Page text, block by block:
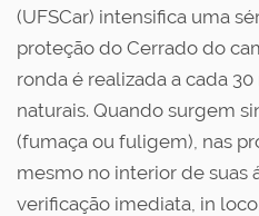
(UFSCar) intensifica uma
proteção do Cerrado do
ronda é realizada a cada
naturais. Quando surgem
(fumaça ou fuligem), nas
mesmo no interior de suas
verificação imediata, in